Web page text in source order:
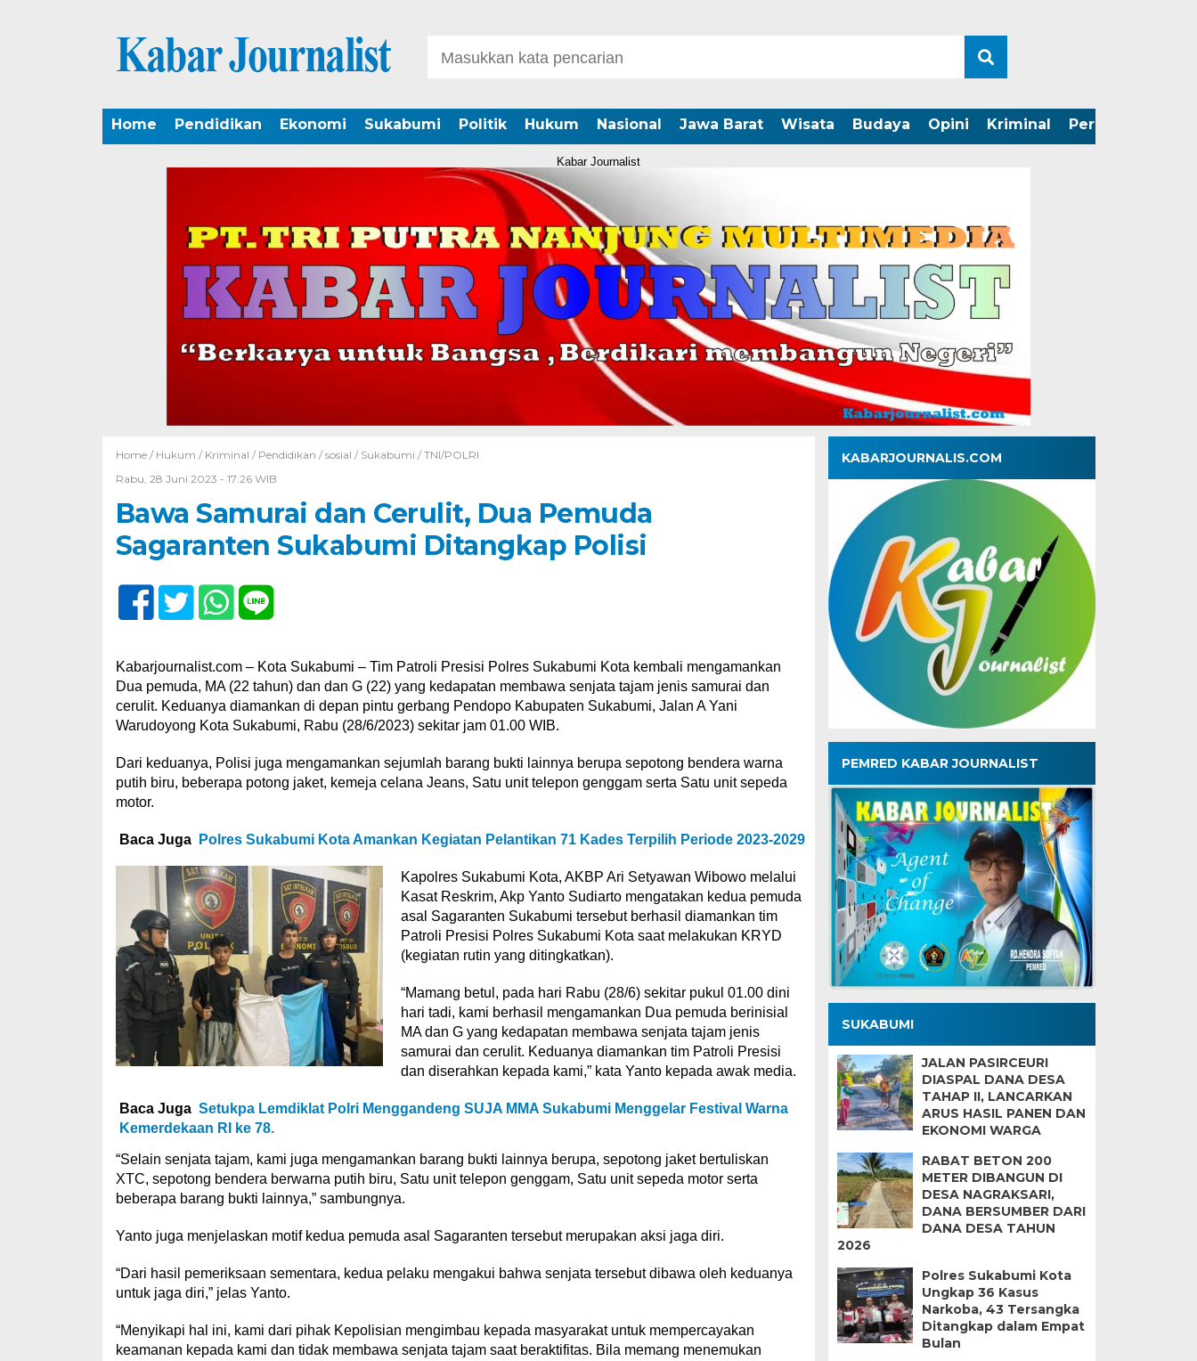
Home Pendidikan Ekonomi Sukabumi Politik Hukum Nasional Jawa Barat Wisata Budaya Opini Kriminal Peristiwa
Kabar Journalist
Home / Hukum / Kriminal / Pendidikan / sosial / Sukabumi / TNI/POLRI
Rabu, 28 Juni 2023 - 17:26 WIB
Bawa Samurai dan Cerulit, Dua Pemuda
Sagaranten Sukabumi Ditangkap Polisi
Kabarjournalist.com – Kota Sukabumi – Tim Patroli Presisi Polres Sukabumi Kota kembali mengamankan
Dua pemuda, MA (22 tahun) dan dan G (22) yang kedapatan membawa senjata tajam jenis samurai dan
cerulit. Keduanya diamankan di depan pintu gerbang Pendopo Kabupaten Sukabumi, Jalan A Yani
Warudoyong Kota Sukabumi, Rabu (28/6/2023) sekitar jam 01.00 WIB.
Dari keduanya, Polisi juga mengamankan sejumlah barang bukti lainnya berupa sepotong bendera warna
putih biru, beberapa potong jaket, kemeja celana Jeans, Satu unit telepon genggam serta Satu unit sepeda
motor.
Baca Juga Polres Sukabumi Kota Amankan Kegiatan Pelantikan 71 Kades Terpilih Periode 2023-2029
Kapolres Sukabumi Kota, AKBP Ari Setyawan Wibowo melalui
Kasat Reskrim, Akp Yanto Sudiarto mengatakan kedua pemuda
asal Sagaranten Sukabumi tersebut berhasil diamankan tim
Patroli Presisi Polres Sukabumi Kota saat melakukan KRYD
(kegiatan rutin yang ditingkatkan).
“Mamang betul, pada hari Rabu (28/6) sekitar pukul 01.00 dini
hari tadi, kami berhasil mengamankan Dua pemuda berinisial
MA dan G yang kedapatan membawa senjata tajam jenis
samurai dan cerulit. Keduanya diamankan tim Patroli Presisi
dan diserahkan kepada kami,” kata Yanto kepada awak media.
Baca Juga Setukpa Lemdiklat Polri Menggandeng SUJA MMA Sukabumi Menggelar Festival Warna
Kemerdekaan RI ke 78.
“Selain senjata tajam, kami juga mengamankan barang bukti lainnya berupa, sepotong jaket bertuliskan
XTC, sepotong bendera berwarna putih biru, Satu unit telepon genggam, Satu unit sepeda motor serta
beberapa barang bukti lainnya,” sambungnya.
Yanto juga menjelaskan motif kedua pemuda asal Sagaranten tersebut merupakan aksi jaga diri.
“Dari hasil pemeriksaan sementara, kedua pelaku mengakui bahwa senjata tersebut dibawa oleh keduanya
untuk jaga diri,” jelas Yanto.
“Menyikapi hal ini, kami dari pihak Kepolisian mengimbau kepada masyarakat untuk mempercayakan
keamanan kepada kami dan tidak membawa senjata tajam saat beraktifitas. Bila memang menemukan
KABARJOURNALIS.COM
PEMRED KABAR JOURNALIST
SUKABUMI
JALAN PASIRCEURI
DIASPAL DANA DESA
TAHAP II, LANCARKAN
ARUS HASIL PANEN DAN
EKONOMI WARGA
RABAT BETON 200
METER DIBANGUN DI
DESA NAGRAKSARI,
DANA BERSUMBER DARI
DANA DESA TAHUN
2026
Polres Sukabumi Kota
Ungkap 36 Kasus
Narkoba, 43 Tersangka
Ditangkap dalam Empat
Bulan